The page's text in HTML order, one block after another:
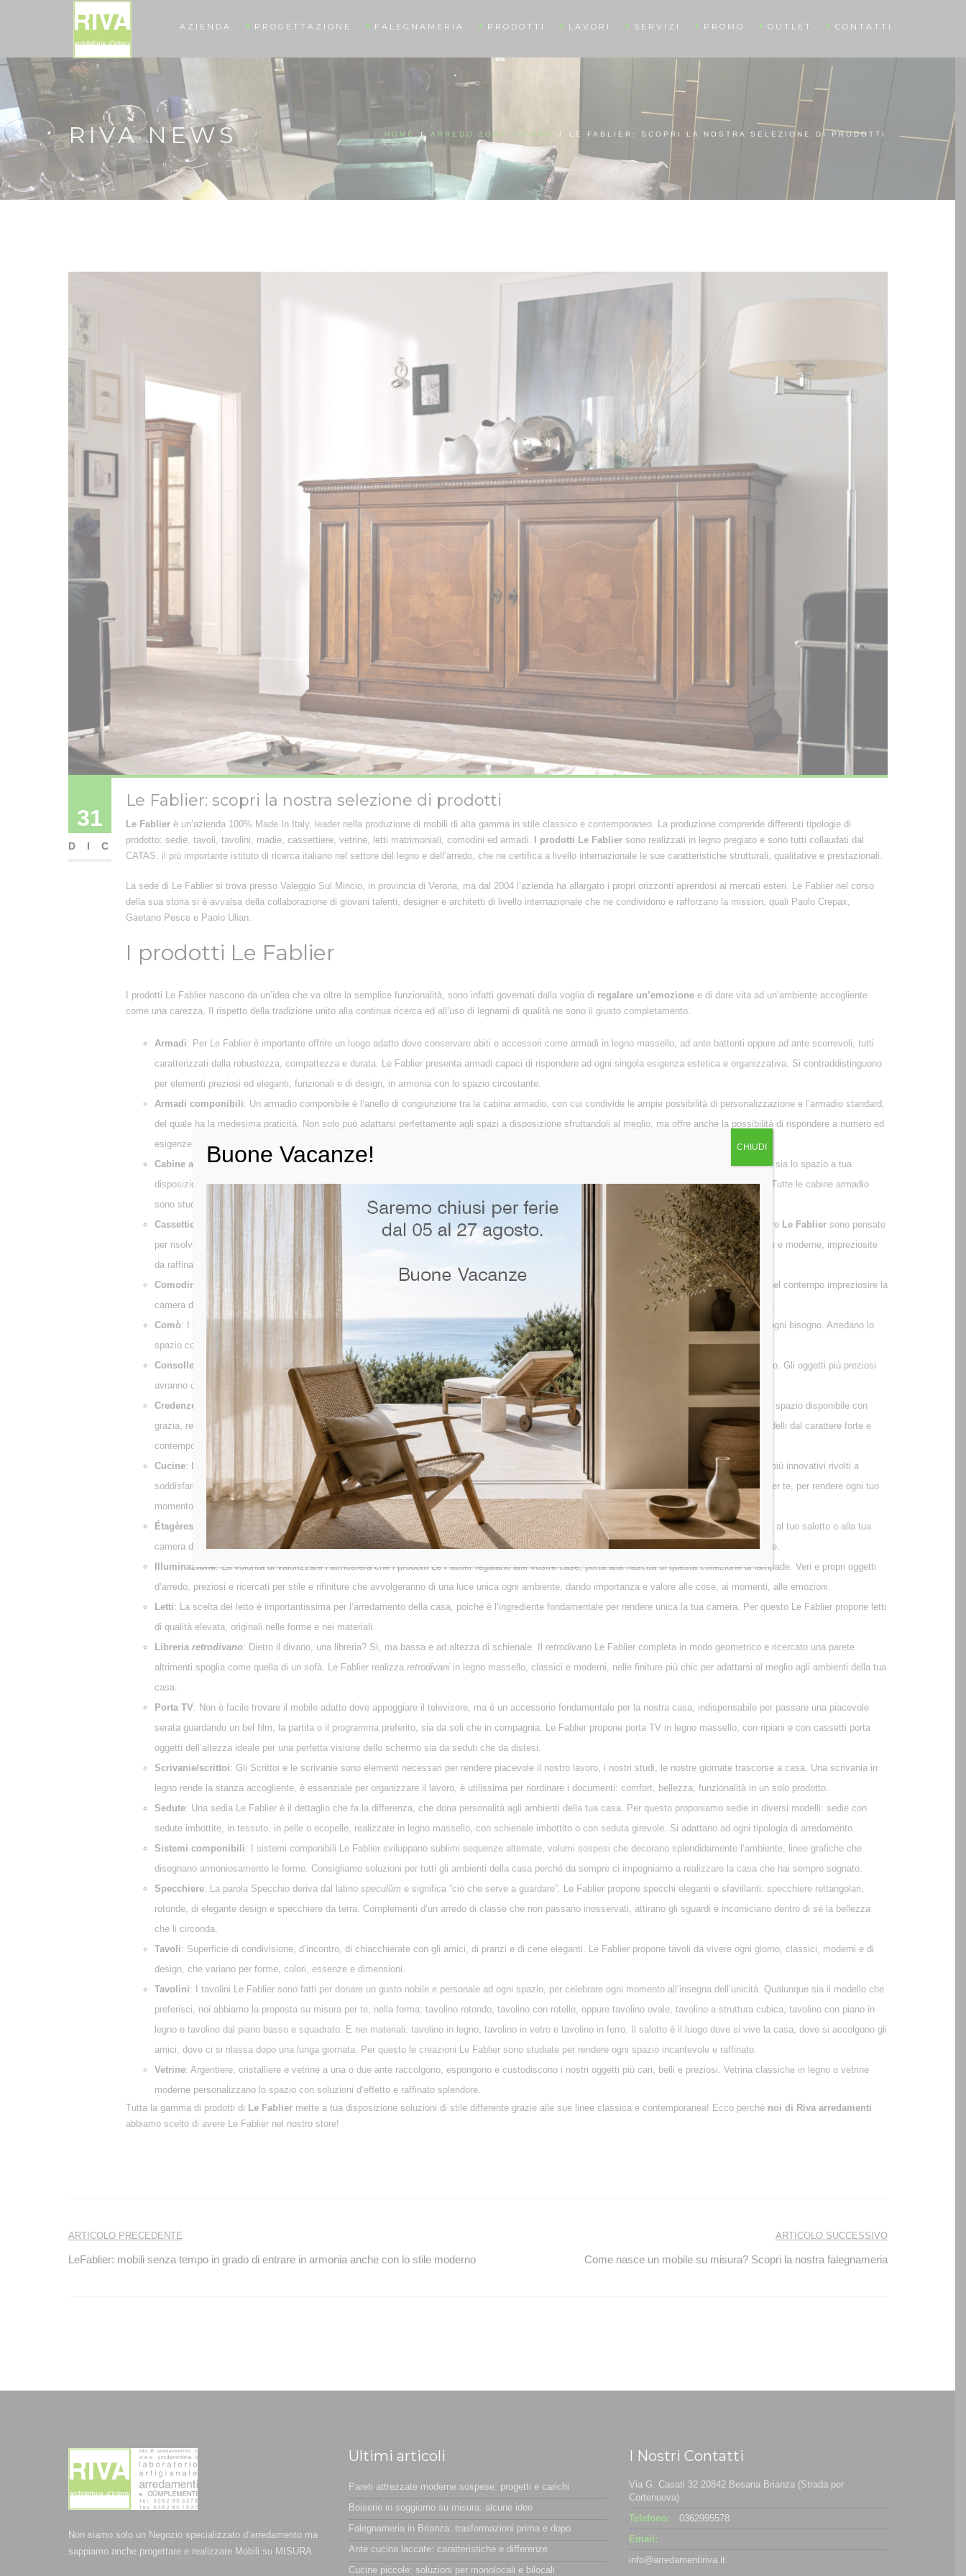
AZIENDA PROGETTAZIONE FALEGNAMERIA PRODOTTI LAVORI SERVIZI PROMO OUTLET CONTATTI
RIVA NEWS HOME / ARREDO ZONA GIORNO / LE FABLIER: SCOPRI LA NOSTRA SELEZIONE DI PRODOTTI
31
DIC
Le Fablier: scopri la nostra selezione di prodotti
Le Fablierè un’azienda 100% Made In Italy, leader nella produzione di mobili di alta gamma in stile classico e contemporaneo. La produzione comprende differenti tipologie di
prodotto: sedie, tavoli, tavolini, madie, cassettiere, vetrine, letti matrimoniali, comodini ed armadi.
I prodotti Le Fabliersono realizzati in legno pregiato e sono tutti collaudati dal
CATAS, il più importante istituto di ricerca italiano nel settore del legno e dell’arredo, che ne certifica a livello internazionale le sue caratteristiche strutturali, qualitative e prestazionali.
La sede di Le Fablier si trova presso Valeggio Sul Mincio, in provincia di Verona, ma dal 2004 l’azienda ha allargato i propri orizzonti aprendosi ai mercati esteri. Le Fablier nel corso
della sua storia si è avvalsa della collaborazione di giovani talenti, designer e architetti di livello internazionale che ne condividono e rafforzano la mission, quali Paolo Crepax,
Gaetano Pesce e Paolo Ulian.
I prodotti Le Fablier
I prodotti Le Fablier nascono da un’idea che va oltre la semplice funzionalità, sono infatti governati dalla voglia di regalare un’emozionee di dare vita ad un’ambiente accogliente
come una carezza. Il rispetto della tradizione unito alla continua ricerca ed all’uso di legnami di qualità ne sono il giusto completamento.
Armadi: Per Le Fablier è importante offrire un luogo adatto dove conservare abiti e accessori come armadi in legno massello, ad ante battenti oppure ad ante scorrevoli, tutti
caratterizzati dalla robustezza, compattezza e durata. Le Fablier presenta armadi capaci di rispondere ad ogni singola esigenza estetica e organizzativa. Si contraddistinguono
per elementi preziosi ed eleganti, funzionali e di design, in armonia con lo spazio circostante.
Armadi componibili: Un armadio componibile è l’anello di congiunzione tra la cabina armadio, con cui condivide le ampie possibilità di personalizzazione e l’armadio standard,
del quale ha la medesima praticità. Non solo può adattarsi perfettamente agli spazi a disposizione sfruttandoli al meglio, ma offre anche la possibilità di rispondere a numero ed
esigenze specifiche grazie agli accessori ed alla libertà di configurazione.
Cabine armadio: Un elemento di lusso facilmente realizzabile in ogni casa, una stanza dove ogni oggetto trova posto in modo adeguato. Qualunque sia lo spazio a tua
disposizione le nostre cabine armadio su misura offrono una soluzione studiata per rispondere a tutte le esigenze di chi cerca un ambiente ordinato. Tutte le cabine armadio
sono studiate al dettaglio dai nostri interior designer.
Cassettiere
: Le Fablier offre cassettiere comode, pratiche e aggraziate, che si contraddistinguono per linee pulite e rifiniture dettagliate. Le cassettiere Le Fabliersono pensate
per risolvere con estrema eleganza e lusso sofisticato qualsiasi esigenza di spazio. Proponiamo cassettiere in legno di diverse colorazioni, classiche e moderne, impreziosite
da raffinati dettagli, preziosi pezzi d’arredamento per custodire gli oggetti a te più cari.
Comodini
: Il comodino nasce dall’esigenza di avere un posto dove riporre gli oggetti per la notte. Deve dunque essere un elemento funzionale, ma nel contempo impreziosire la
camera da letto. Può essere un comodino in legno massello, un comodino a giorno o con cassetti. I comodini firmati Le Fablier sono autentici gioielli.
Comò: I comò Le Fablier sono proposti in diverse tipologie, spaziano dal design contemporaneo al liberty sofisticato per soddisfare lussuosamente ogni bisogno. Arredano lo
spazio con classe, esattamente come lo si desidera. Sono l’elemento irrinunciabile per rendere la tua casa esclusiva.
Consolle : Le consolle classiche e moderneLe Fabliercompletano ambienti sia tradizionali sia di design, perché ogni cosa abbia sempre il suo posto. Gli oggetti più preziosi
avranno così un luogo adatto per essere esposti, che ne metta in evidenza tutto il loro splendore.
Credenze
: Design raffinato, adatte a ogni spazio, per il soggiorno, la sala da pranzo, per arredare un ingresso. Le credenze Le Fablier moltiplicano lo spazio disponibile con
grazia, rendendo ogni ambiente della casa elegante ed accogliente. I modelli proposti comunicano linguaggi classici e raffinati, ma non mancano Modelli dal carattere forte e
contemporaneo. Proponiamo credenze in legno massello, di diverse colorazioni, ante e con cassetti.
Cucine: La cucina è il cuore dell’abitazione ed esprime la personalità del padrone di casa. Le cucine Le Fablier spaziano da modelli classi a modelli più innovativi rivolti a
soddisfare tutte le esigenze e sono realizzate in materiali pregiati e di qualità per durare nel tempo. Le creazioni Le Fablier sono pensate su misura per te, per rendere ogni tuo
momento ricco di emozioni.
Étagères/Librerie
: Étagère deriva dalla parola franceseétagee significa scaffale. Per aggiungere una caratteristica originale, un tocco di personalità al tuo salotto o alla tua
camera da letto perché non scegliere un’étagère? La soluzione giusta per avere sempre a portata di mano tutto ciò che vorreste esporre e condividere.
Illuminazione: La volontà di valorizzare l’atmosfera che i prodotti Le Fablier regalano alle vostre case, porta alla nascita di questa collezione di lampade. Veri e propri oggetti
d’arredo, preziosi e ricercati per stile e rifiniture che avvolgeranno di una luce unica ogni ambiente, dando importanza e valore alle cose, ai momenti, alle emozioni.
Letti: La scelta del letto è importantissima per l’arredamento della casa, poiché è l’ingrediente fondamentale per rendere unica la tua camera. Per questo Le Fablier propone letti
di qualità elevata, originali nelle forme e nei materiali.
Libreria retrodivano: Dietro il divano, una libreria? Sì, ma bassa e ad altezza di schienale. Il retrodivanoLe Fablier completa in modo geometrico e ricercato una parete
altrimenti spoglia come quella di un sofà. Le Fablier realizza retrodivaniin legno massello, classici e moderni, nelle finiture più chic per adattarsi al meglio agli ambienti della tua
casa.
Porta TV: Non è facile trovare il mobile adatto dove appoggiare il televisore, ma è un accessorio fondamentale per la nostra casa, indispensabile per passare una piacevole
serata guardando un bel film, la partita o il programma preferito, sia da soli che in compagnia. Le Fablier propone porta TV in legno massello, con ripiani e con cassetti porta
oggetti dell’altezza ideale per una perfetta visione dello schermo sia da seduti che da distesi.
Scrivanie/scrittoi: Gli Scrittoi e le scrivanie sono elementi necessari per rendere piacevole il nostro lavoro, i nostri studi, le nostre giornate trascorse a casa. Una scrivania in
legno rende la stanza accogliente, è essenziale per organizzare il lavoro, è utilissima per riordinare i documenti: comfort, bellezza, funzionalità in un solo prodotto.
Sedute: Una sedia Le Fablier è il dettaglio che fa la differenza, che dona personalità agli ambienti della tua casa. Per questo proponiamo sedie in diversi modelli: sedie con
sedute imbottite, in tessuto, in pelle o ecopelle, realizzate in legno massello, con schienale imbottito o con seduta girevole. Si adattano ad ogni tipologia di arredamento.
Sistemi componibili: I sistemi componibili Le Fablier sviluppano sublimi sequenze alternate, volumi sospesi che decorano splendidamente l’ambiente, linee grafiche che
disegnano armoniosamente le forme. Consigliamo soluzioni per tutti gli ambienti della casa perché da sempre ci impegniamo a realizzare la casa che hai sempre sognato.
Specchiere: La parola Specchio deriva dal latino speculŭm e significa “ciò che serve a guardare”. Le Fablier propone specchi eleganti e sfavillanti: specchiere rettangolari,
rotonde, di elegante design e specchiere da terra. Complementi d’un arredo di classe che non passano inosservati, attirano gli sguardi e incorniciano dentro di sé la bellezza
che li circonda.
Tavoli: Superficie di condivisione, d’incontro, di chiacchierate con gli amici, di pranzi e di cene eleganti. Le Fablier propone tavoli da vivere ogni giorno, classici, moderni e di
design, che variano per forme, colori, essenze e dimensioni.
Tavolini: I tavolini Le Fablier sono fatti per donare un gusto nobile e personale ad ogni spazio, per celebrare ogni momento all’insegna dell’unicità. Qualunque sia il modello che
preferisci, noi abbiamo la proposta su misura per te, nella forma: tavolino rotondo, tavolino con rotelle, oppure tavolino ovale, tavolino a struttura cubica, tavolino con piano in
legno e tavolino dal piano basso e squadrato. E nei materiali: tavolino in legno, tavolino in vetro e tavolino in ferro. Il salotto è il luogo dove si vive la casa, dove si accolgono gli
amici, dove ci si rilassa dopo una lunga giornata. Per questo le creazioni Le Fablier sono studiate per rendere ogni spazio incantevole e raffinato.
Vetrine: Argentiere, cristalliere e vetrine a una o due ante raccolgono, espongono e custodiscono i nostri oggetti più cari, belli e preziosi. Vetrina classiche in legno o vetrine
moderne personalizzano lo spazio con soluzioni d’effetto e raffinato splendore.
Tutta la gamma di prodotti di Le Fabliermette a tua disposizione soluzioni di stile differente grazie alle sue linee classica e contemporanea! Ecco perché noi di Riva arredamenti
abbiamo scelto di avere Le Fablier nel nostro store!
Navigazione
articoli
ARTICOLO PRECEDENTE
LeFablier: mobili senza tempo in grado di entrare in armonia anche con lo stile moderno
ARTICOLO SUCCESSIVO
Come nasce un mobile su misura? Scopri la nostra falegnameria
Non siamo solo un Negozio specializzato d’arredamento ma
sappiamo anche progettare e realizzare Mobili su MISURA
Ultimi articoli
Pareti attrezzate moderne sospese: progetti e carichi
Boiserie in soggiorno su misura: alcune idee
Falegnameria in Brianza: trasformazioni prima e dopo
Ante cucina laccate: caratteristiche e differenze
Cucine piccole: soluzioni per monolocali e bilocali
I Nostri Contatti
Via G. Casati 32 20842 Besana Brianza (Strada per
Cortenuova)
Telefono:
0362995578
Email:
info@arredamentiriva.it
Buone Vacanze! CHIUDI